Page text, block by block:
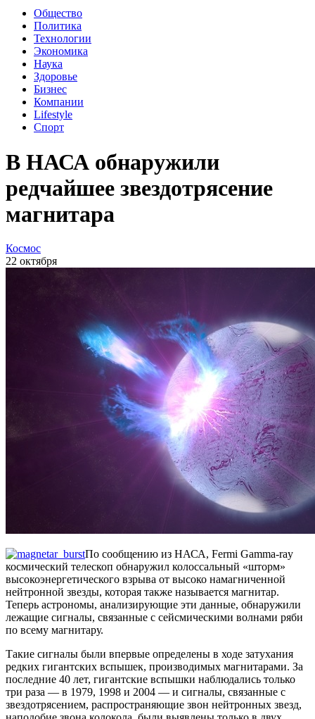
Общество
Политика
Технологии
Экономика
Наука
Здоровье
Бизнес
Компании
Lifestyle
Спорт
В НАСА обнаружили
редчайшее звездотрясение
магнитара
Космос
22 октября
По сообщению из НАСА, Fermi Gamma-ray
космический телескоп обнаружил колоссальный «шторм»
высокоэнергетического взрыва от высоко намагниченной
нейтронной звезды, которая также называется магнитар.
Теперь астрономы, анализирующие эти данные, обнаружили
лежащие сигналы, связанные с сейсмическими волнами ряби
по всему магнитару.
Такие сигналы были впервые определены в ходе затухания
редких гигантских вспышек, производимых магнитарами. За
последние 40 лет, гигантские вспышки наблюдались только
три раза — в 1979, 1998 и 2004 — и сигналы, связанные с
звездотрясением, распространяющие звон нейтронных звезд,